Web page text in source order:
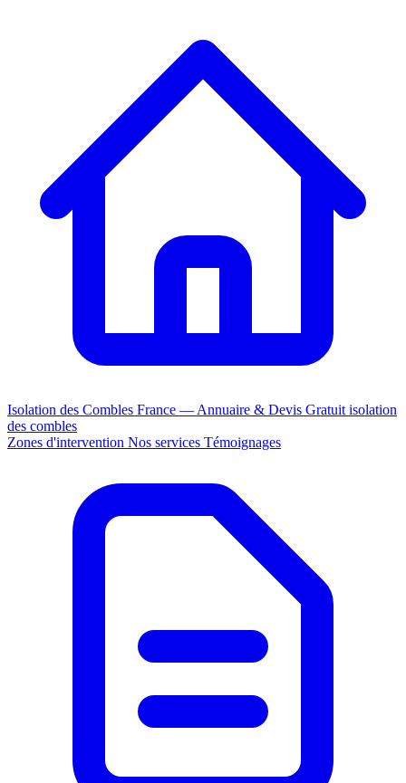
Isolation des Combles France — Annuaire & Devis Gratuit isolation
des combles
Zones d'intervention Nos services Témoignages